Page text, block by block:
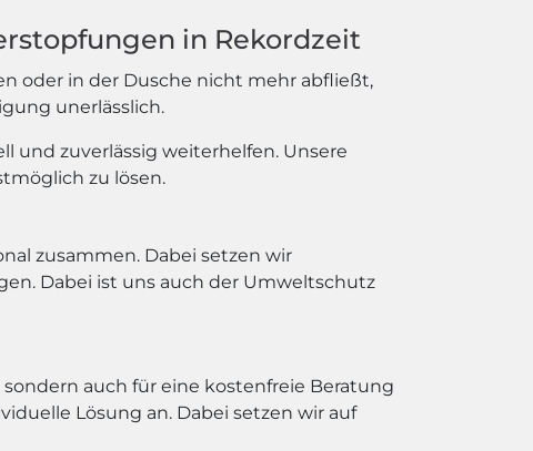
in Rekordzeit
oder in der Dusche nicht mehr abfließt,
unerlässlich.
und zuverlässig weiterhelfen. Unsere
zu lösen.
zusammen. Dabei setzen wir
Dabei ist uns auch der Umweltschutz
auch für eine kostenfreie Beratung
Lösung an. Dabei setzen wir auf